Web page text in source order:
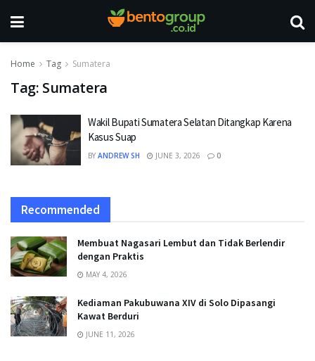
Home Tag Sumatera
Tag: Sumatera
Wakil Bupati Sumatera Selatan Ditangkap Karena
Kasus Suap
BY ANDREW SH JUNE 3, 2026 0
Recommended
Membuat Nagasari Lembut dan Tidak Berlendir
dengan Praktis
MAY 4, 2026
Kediaman Pakubuwana XIV di Solo Dipasangi
Kawat Berduri
JUNE 11, 2026